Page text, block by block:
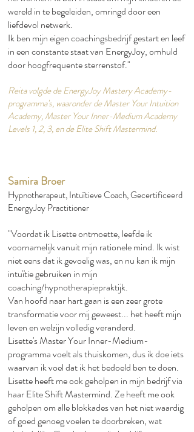
wereld in te begeleiden, omringd door een
liefdevol netwerk.​
Ik ben mijn eigen coachingsbedrijf gestart en leef
in een constante staat van EnergyJoy, omhuld
door hoogfrequente sterrenstof."​
Reita volgde de EnergyJoy Mastery Academy-
programma's, waaronder de Master Your Intuition
Academy, Master Your Inner-Medium Academy
Levels 1, 2, 3, en de Elite Shift Mastermind.
Samira Broer
Hypnotherapeut, Intuïtieve Coach, Gecertificeerd
EnergyJoy Practitioner
"Voordat ik Lisette ontmoette, leefde ik
voornamelijk vanuit mijn rationele mind. Ik wist
niet eens dat ik gevoelig was, en nu kan ik mijn
intuïtie gebruiken in mijn
coaching/hypnotherapiepraktijk.​
Van hoofd naar hart gaan is een zeer grote
transformatie voor mij geweest... het heeft mijn
leven en welzijn volledig veranderd.​
Lisette's Master Your Inner-Medium-
programma voelt als thuiskomen, dus ik doe iets
waarvan ik voel dat ik het bedoeld ben te doen.​
Lisette heeft me ook geholpen in mijn bedrijf via
haar Elite Shift Mastermind. Ze heeft me ook
geholpen om alle blokkades van het niet waardig
of goed genoeg voelen te doorbreken, wat